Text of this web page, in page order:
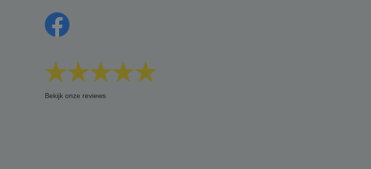
Bekijk onze reviews